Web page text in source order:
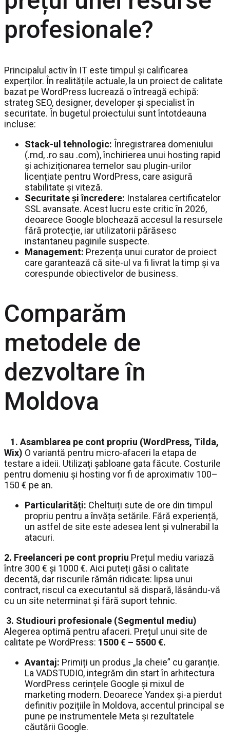
profesionale?
Principalul activ în IT este timpul și calificarea
experților. În realitățile actuale, la un proiect de calitate
bazat pe WordPress lucrează o întreagă echipă:
strateg SEO, designer, developer și specialist în
securitate. În bugetul proiectului sunt întotdeauna
incluse:
Stack-ul tehnologic: Înregistrarea domeniului
(.md, .ro sau .com), închirierea unui hosting rapid
și achiziționarea temelor sau plugin-urilor
licențiate pentru WordPress, care asigură
stabilitate și viteză.
Securitate și încredere: Instalarea certificatelor
SSL avansate. Acest lucru este critic în 2026,
deoarece Google blochează accesul la resursele
fără protecție, iar utilizatorii părăsesc
instantaneu paginile suspecte.
Management: Prezența unui curator de proiect
care garantează că site-ul va fi livrat la timp și va
corespunde obiectivelor de business.
Comparăm
metodele de
dezvoltare în
Moldova
1. Asamblarea pe cont propriu (WordPress, Tilda,
Wix) O variantă pentru micro-afaceri la etapa de
testare a ideii. Utilizați șabloane gata făcute. Costurile
pentru domeniu și hosting vor fi de aproximativ 100–
150 € pe an.
Particularități: Cheltuiți sute de ore din timpul
propriu pentru a învăța setările. Fără experiență,
un astfel de site este adesea lent și vulnerabil la
atacuri.
2. Freelanceri pe cont propriu Prețul mediu variază
între 300 € și 1000 €. Aici puteți găsi o calitate
decentă, dar riscurile rămân ridicate: lipsa unui
contract, riscul ca executantul să dispară, lăsându-vă
cu un site neterminat și fără suport tehnic.
3. Studiouri profesionale (Segmentul mediu)
Alegerea optimă pentru afaceri. Prețul unui site de
calitate pe WordPress: 1500 € – 5500 €.
Avantaj: Primiți un produs „la cheie” cu garanție.
La VADSTUDIO, integrăm din start în arhitectura
WordPress cerințele Google și mixul de
marketing modern. Deoarece Yandex și-a pierdut
definitiv pozițiile în Moldova, accentul principal se
pune pe instrumentele Meta și rezultatele
căutării Google.